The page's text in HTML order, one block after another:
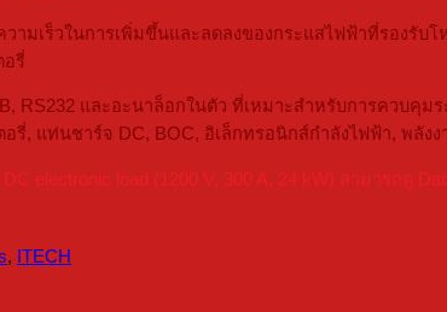
ามเร็วในการเพิ่มขึ้นและลดลงของกระแสไฟฟ้าที่รองรั
อรี่
RS232 และอะนาล็อกในตัว ที่เหมาะสำหรับการควบ
อรี่, แท่นชาร์จ DC, BOC, อิเล็กทรอนิกส์กำลังไฟฟ้า, พลั
electronic load (1200 V, 300 A, 24 kW) สามารถดู
, ITECH